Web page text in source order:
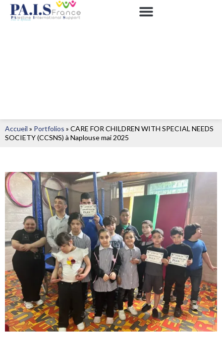
Accueil » Portfolios » CARE FOR CHILDREN WITH SPECIAL NEEDS
SOCIETY (CCSNS) à Naplouse mai 2025